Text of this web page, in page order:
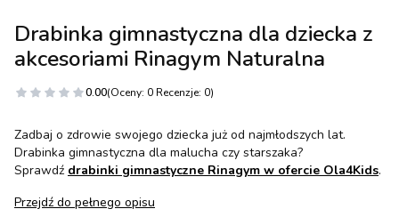
Drabinka gimnastyczna dla dziecka z
akcesoriami Rinagym Naturalna
0.00(Oceny: 0 Recenzje: 0)
Zadbaj o zdrowie swojego dziecka już od najmłodszych lat.
Drabinka gimnastyczna dla malucha czy starszaka?
Sprawdź drabinki gimnastyczne Rinagym w ofercie Ola4Kids.
Przejdź do pełnego opisu